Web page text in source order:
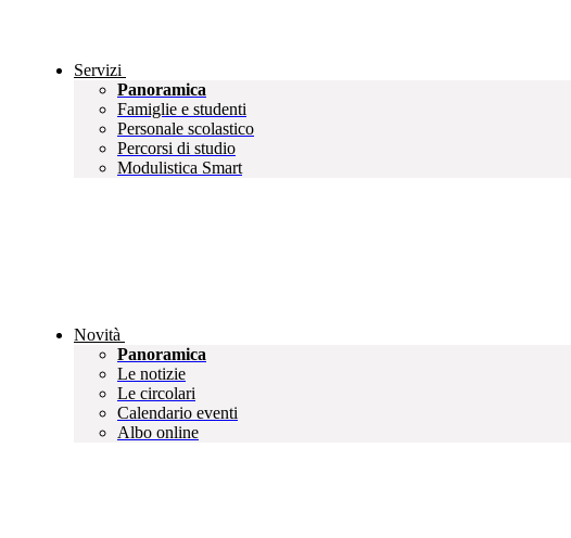
Servizi
Panoramica
Famiglie e studenti
Personale scolastico
Percorsi di studio
Modulistica Smart
Novità
Panoramica
Le notizie
Le circolari
Calendario eventi
Albo online